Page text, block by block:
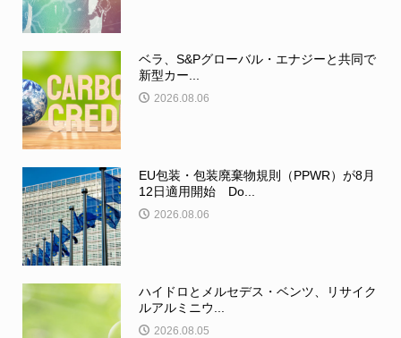
ベラ、S&Pグローバル・エナジーと共同で
新型カー...
2026.08.06
EU包装・包装廃棄物規則（PPWR）が8月
12日適用開始 Do...
2026.08.06
ハイドロとメルセデス・ベンツ、リサイク
ルアルミニウ...
2026.08.05